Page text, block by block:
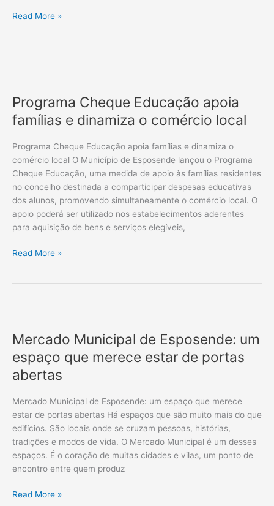
de
Read More »
Programa Cheque Educação apoia
famílias e dinamiza o comércio local
Programa Cheque Educação apoia famílias e dinamiza o
comércio local O Município de Esposende lançou o Programa
Cheque Educação, uma medida de apoio às famílias residentes
no concelho destinada a comparticipar despesas educativas
dos alunos, promovendo simultaneamente o comércio local. O
apoio poderá ser utilizado nos estabelecimentos aderentes
para aquisição de bens e serviços elegíveis,
Educação
apoia
famílias
e
dinamiza
o
local
Read More »
Mercado Municipal de Esposende: um
espaço que merece estar de portas
abertas
Mercado Municipal de Esposende: um espaço que merece
estar de portas abertas Há espaços que são muito mais do que
edifícios. São locais onde se cruzam pessoas, histórias,
tradições e modos de vida. O Mercado Municipal é um desses
espaços. É o coração de muitas cidades e vilas, um ponto de
encontro entre quem produz
de
um
espaço
merece
estar
de
portas
abertas
Read More »